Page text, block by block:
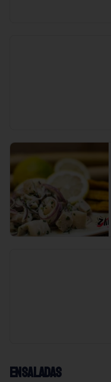
Ensaladas